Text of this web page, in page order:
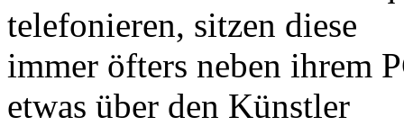
telefonieren, sitzen diese
immer öfters neben ihrem
etwas über den Künstler